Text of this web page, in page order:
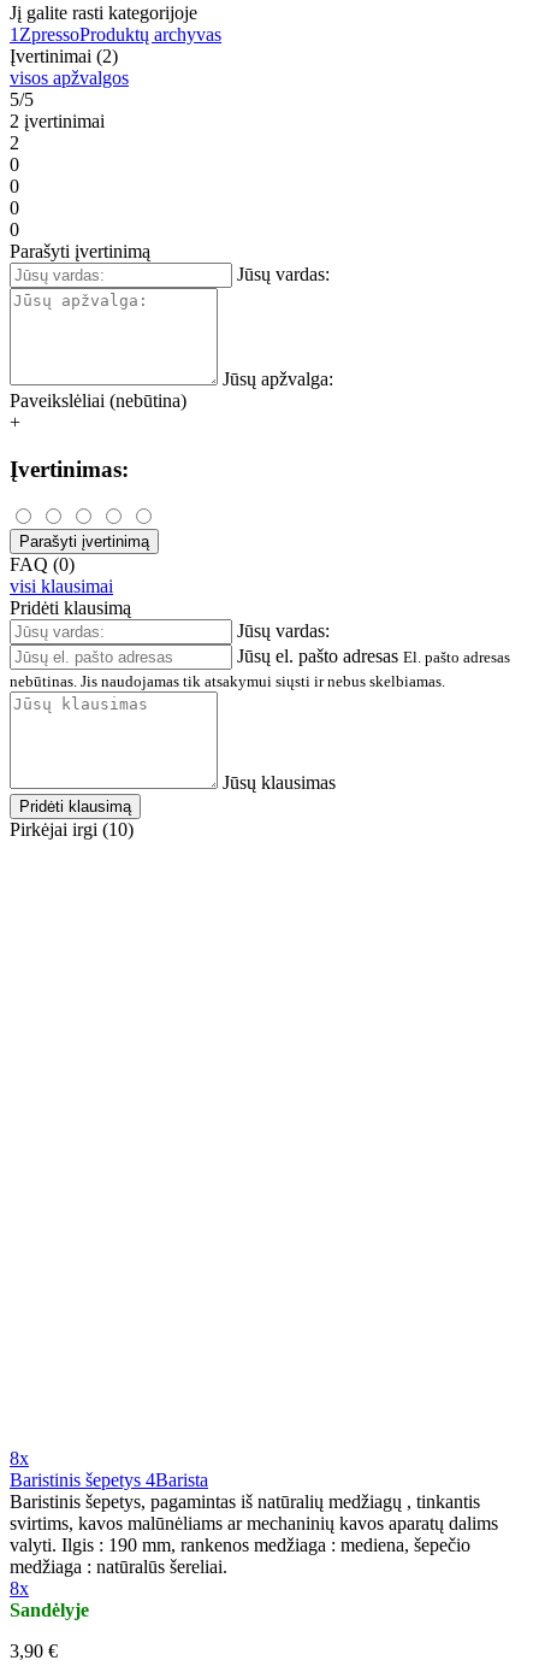
Jį galite rasti kategorijoje
1ZpressoProduktų archyvas
Įvertinimai (2)
visos apžvalgos
5/5
2 įvertinimai
2
0
0
0
0
Parašyti įvertinimą
Jūsų vardas:
Jūsų apžvalga:
Paveikslėliai (nebūtina)
+
Įvertinimas:
Parašyti įvertinimą
FAQ (0)
visi klausimai
Pridėti klausimą
Jūsų vardas:
Jūsų el. pašto adresas El. pašto adresas
nebūtinas. Jis naudojamas tik atsakymui siųsti ir nebus skelbiamas.
Jūsų klausimas
Pridėti klausimą
Pirkėjai irgi (10)
8x
Baristinis šepetys 4Barista
Baristinis šepetys, pagamintas iš natūralių medžiagų , tinkantis
svirtims, kavos malūnėliams ar mechaninių kavos aparatų dalims
valyti. Ilgis : 190 mm, rankenos medžiaga : mediena, šepečio
medžiaga : natūralūs šereliai.
8x
Sandėlyje
3,90 €